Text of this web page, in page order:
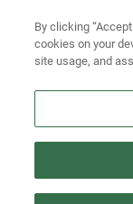
Busque por
Busque por
By clicking
cookies on your
site usage, and